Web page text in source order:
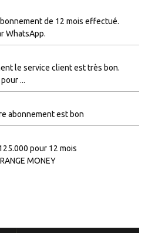
de 12 mois effectué.
WhatsApp.
le service client est très bon.
...
abonnement est bon
pour 12 mois
MONEY